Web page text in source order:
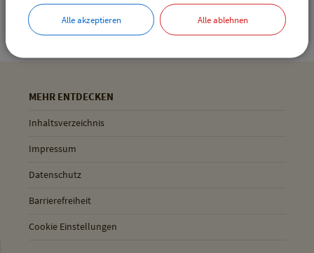
85652 Pliening
MEHR ENTDECKEN
Inhaltsverzeichnis
Impressum
Datenschutz
Barrierefreiheit
Cookie Einstellungen
Alle akzeptieren Alle ablehnen